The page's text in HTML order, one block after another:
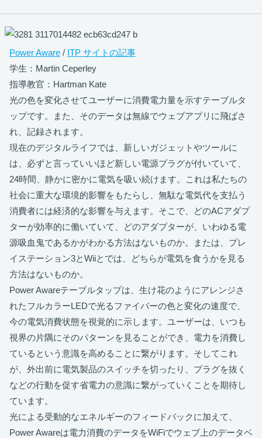
Power Aware / ITP サイトの記事
学生：Martin Ceperley
指導教官：Hartman Kate
光の色を変化させてユーザーに消費電力量を示すテーブルタ
ップです。また、そのデータは無線でウェブアプリに飛ばさ
れ、記録されます。
現在のデジタルライフでは、新しいガジェットやツールに
は、必ずと言っていいほど新しい電源プラグが付いていて、
24時間、静かに密かに電気を吸い続けます。これは私たちの
社会に重大な環境的影響をもたらし、無駄な電気代を支払う
消費者には経済的な影響を与えます。そこで、どのACアダプ
ターが効率的に働いていて、どのアダプターが、いわゆる電
源吸血鬼であるかがわかる方法はないものか。または、プレ
イステーション3とWiiとでは、どちらが電気を食うかを見る
方法はないものか。
Power Awareテーブルタップは、生け花のようにアレンジさ
れたフルカラーLEDで光るファイバーの色と変化の速度で、
今の電気消費状態を視覚的に示します。ユーザーは、いつも
視界の片隅にそのパターンを見ることができ、電力を消費し
ているという意識を高めることに繋がります。そしてこれ
が、外出前に電気製品のスイッチを切ったり、プラグを抜く
などの行動を促す省電力の意識に繋がっていくことを期待し
ています。
光による受動的なエネルギーのフィードバックに加えて、
Power Awareは電力消費のデータをWiFiでウェブ上のデータベ